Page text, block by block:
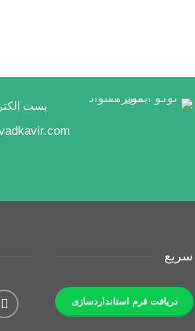
پست
دریافت فرم استانداردسازی